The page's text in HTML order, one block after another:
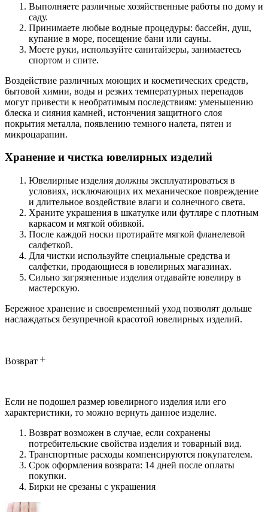
Выполняете различные хозяйственные работы по дому и
саду.
Принимаете любые водные процедуры: бассейн, душ,
купание в море, посещение бани или сауны.
Моете руки, используйте санитайзеры, занимаетесь
спортом и спите.
Воздействие различных моющих и косметических средств,
бытовой химии, воды и резких температурных перепадов
могут привести к необратимым последствиям: уменьшению
блеска и сияния камней, истончения защитного слоя
покрытия металла, появлению темного налета, пятен и
микроцарапин.
Хранение и чистка ювелирных изделий
Ювелирные изделия должны эксплуатироваться в
условиях, исключающих их механическое повреждение
и длительное воздействие влаги и солнечного света.
Храните украшения в шкатулке или футляре с плотным
каркасом и мягкой обивкой.
После каждой носки протирайте мягкой фланелевой
салфеткой.
Для чистки используйте специальные средства и
салфетки, продающиеся в ювелирных магазинах.
Сильно загрязненные изделия отдавайте ювелиру в
мастерскую.
Бережное хранение и своевременный уход позволят дольше
наслаждаться безупречной красотой ювелирных изделий.
Возврат
Если не подошел размер ювелирного изделия или его
характеристики, то можно вернуть данное изделие.
Возврат возможен в случае, если сохранены
потребительские свойства изделия и товарный вид.
Транспортные расходы компенсируются покупателем.
Срок оформления возврата: 14 дней после оплаты
покупки.
Бирки не срезаны с украшения